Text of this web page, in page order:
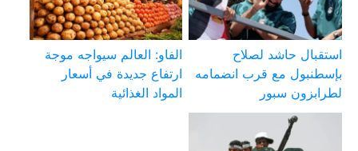
استقبال حاشد لصلاح
بإسطنبول مع قرب انضمامه
لطرابزون سبور
الفاو: العالم سيواجه موجة
ارتفاع جديدة في أسعار
المواد الغذائية